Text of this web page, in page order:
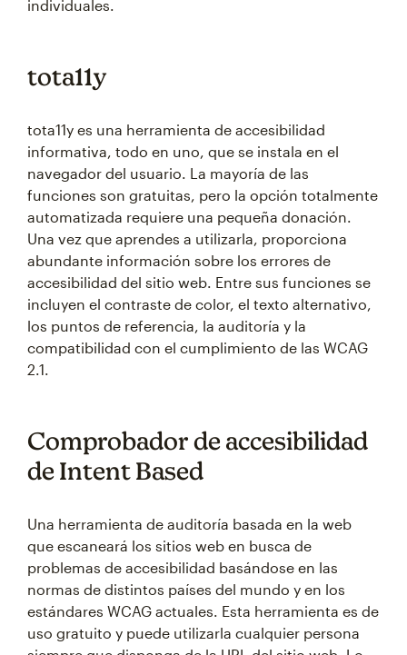
individuales.
tota11y
tota11y es una herramienta de accesibilidad
informativa, todo en uno, que se instala en el
navegador del usuario. La mayoría de las
funciones son gratuitas, pero la opción totalmente
automatizada requiere una pequeña donación.
Una vez que aprendes a utilizarla, proporciona
abundante información sobre los errores de
accesibilidad del sitio web. Entre sus funciones se
incluyen el contraste de color, el texto alternativo,
los puntos de referencia, la auditoría y la
compatibilidad con el cumplimiento de las WCAG
2.1.
Comprobador de accesibilidad
de Intent Based
Una herramienta de auditoría basada en la web
que escaneará los sitios web en busca de
problemas de accesibilidad basándose en las
normas de distintos países del mundo y en los
estándares WCAG actuales. Esta herramienta es de
uso gratuito y puede utilizarla cualquier persona